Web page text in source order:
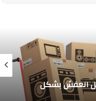
العفش بشكل